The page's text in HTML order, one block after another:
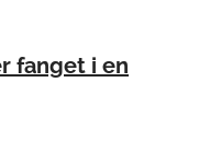
fanget i en